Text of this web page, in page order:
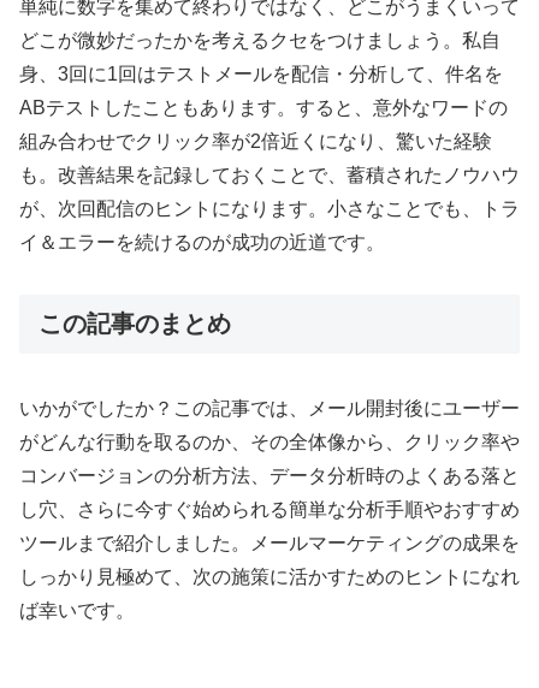
単純に数字を集めて終わりではなく、どこがうまくいって
どこが微妙だったかを考えるクセをつけましょう。私自
身、3回に1回はテストメールを配信・分析して、件名を
ABテストしたこともあります。すると、意外なワードの
組み合わせでクリック率が2倍近くになり、驚いた経験
も。改善結果を記録しておくことで、蓄積されたノウハウ
が、次回配信のヒントになります。小さなことでも、トラ
イ＆エラーを続けるのが成功の近道です。
この記事のまとめ
いかがでしたか？この記事では、メール開封後にユーザー
がどんな行動を取るのか、その全体像から、クリック率や
コンバージョンの分析方法、データ分析時のよくある落と
し穴、さらに今すぐ始められる簡単な分析手順やおすすめ
ツールまで紹介しました。メールマーケティングの成果を
しっかり見極めて、次の施策に活かすためのヒントになれ
ば幸いです。